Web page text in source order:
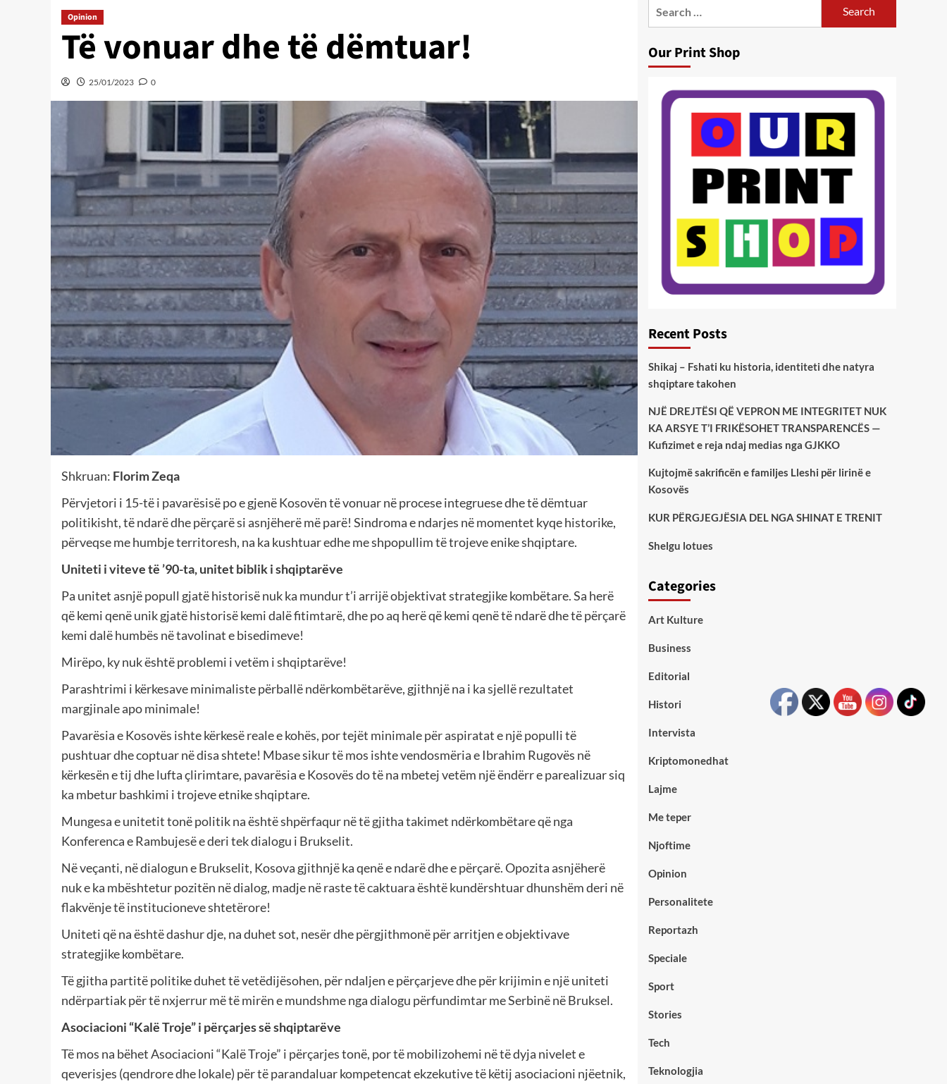
Opinion
Të vonuar dhe të dëmtuar!
25/01/2023 0
Shkruan: Florim Zeqa
Përvjetori i 15-të i pavarësisë po e gjenë Kosovën të vonuar në procese integruese dhe të dëmtuar
politikisht, të ndarë dhe përçarë si asnjëherë më parë! Sindroma e ndarjes në momentet kyqe historike,
përveqse me humbje territoresh, na ka kushtuar edhe me shpopullim të trojeve enike shqiptare.
Uniteti i viteve të ’90-ta, unitet biblik i shqiptarëve
Pa unitet asnjë popull gjatë historisë nuk ka mundur t’i arrijë objektivat strategjike kombëtare. Sa herë
që kemi qenë unik gjatë historisë kemi dalë fitimtarë, dhe po aq herë që kemi qenë të ndarë dhe të përçarë
kemi dalë humbës në tavolinat e bisedimeve!
Mirëpo, ky nuk është problemi i vetëm i shqiptarëve!
Parashtrimi i kërkesave minimaliste përballë ndërkombëtarëve, gjithnjë na i ka sjellë rezultatet
margjinale apo minimale!
Pavarësia e Kosovës ishte kërkesë reale e kohës, por tejët minimale për aspiratat e një populli të
pushtuar dhe coptuar në disa shtete! Mbase sikur të mos ishte vendosmëria e Ibrahim Rugovës në
kërkesën e tij dhe lufta çlirimtare, pavarësia e Kosovës do të na mbetej vetëm një ëndërr e parealizuar siq
ka mbetur bashkimi i trojeve etnike shqiptare.
Mungesa e unitetit tonë politik na është shpërfaqur në të gjitha takimet ndërkombëtare që nga
Konferenca e Rambujesë e deri tek dialogu i Brukselit.
Në veçanti, në dialogun e Brukselit, Kosova gjithnjë ka qenë e ndarë dhe e përçarë. Opozita asnjëherë
nuk e ka mbështetur pozitën në dialog, madje në raste të caktuara është kundërshtuar dhunshëm deri në
flakvënje të institucioneve shtetërore!
Uniteti që na është dashur dje, na duhet sot, nesër dhe përgjithmonë për arritjen e objektivave
strategjike kombëtare.
Të gjitha partitë politike duhet të vetëdijësohen, për ndaljen e përçarjeve dhe për krijimin e një uniteti
ndërpartiak për të nxjerrur më të mirën e mundshme nga dialogu përfundimtar me Serbinë në Bruksel.
Asociacioni “Kalë Troje” i përçarjes së shqiptarëve
Të mos na bëhet Asociacioni “Kalë Troje” i përçarjes tonë, por të mobilizohemi në të dyja nivelet e
qeverisjes (qendrore dhe lokale) për të parandaluar kompetencat ekzekutive të këtij asociacioni njëetnik,
Our Print Shop
Recent Posts
Shikaj – Fshati ku historia, identiteti dhe natyra
shqiptare takohen
NJË DREJTËSI QË VEPRON ME INTEGRITET NUK
KA ARSYE T’I FRIKËSOHET TRANSPARENCËS —
Kufizimet e reja ndaj medias nga GJKKO
Kujtojmë sakrificën e familjes Lleshi për lirinë e
Kosovës
KUR PËRGJEGJËSIA DEL NGA SHINAT E TRENIT
Shelgu lotues
Categories
Art Kulture
Business
Editorial
Histori
Intervista
Kriptomonedhat
Lajme
Me teper
Njoftime
Opinion
Personalitete
Reportazh
Speciale
Sport
Stories
Tech
Teknologjia